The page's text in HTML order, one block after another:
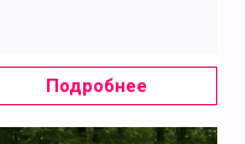
Подробнее